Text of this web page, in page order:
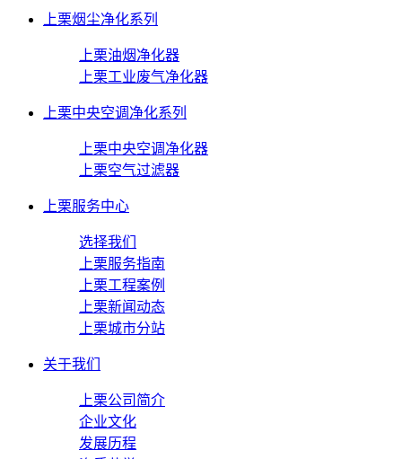
上栗烟尘净化系列
上栗油烟净化器
上栗工业废气净化器
上栗中央空调净化系列
上栗中央空调净化器
上栗空气过滤器
上栗服务中心
选择我们
上栗服务指南
上栗工程案例
上栗新闻动态
上栗城市分站
关于我们
上栗公司简介
企业文化
发展历程